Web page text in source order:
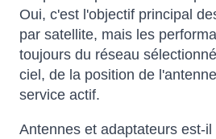
Oui, c'est l'objectif principal
par satellite, mais les
toujours du réseau
ciel, de la position de
service actif.
Antennes et adaptateurs est-